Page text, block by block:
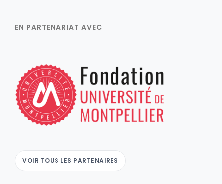
EN PARTENARIAT AVEC
VOIR TOUS LES PARTENAIRES